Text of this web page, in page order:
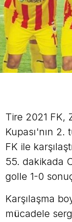
Tire 2021 FK,
Kupası'nın 2.
FK ile
55. dakikada
golle 1-0
Karşılaşma
mücadele